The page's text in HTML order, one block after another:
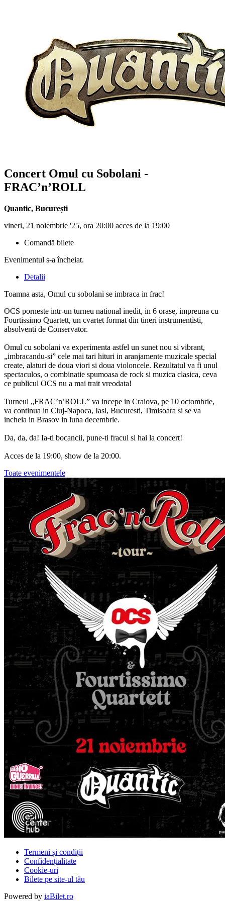
Concert Omul cu Sobolani -
FRAC’n’ROLL
Quantic, București
vineri, 21 noiembrie '25, ora 20:00 acces de la 19:00
Comandă bilete
Evenimentul s-a încheiat.
Detalii
Toamna asta, Omul cu sobolani se imbraca in frac!
OCS porneste intr-un turneu national inedit, in 6 orase, impreuna cu
Fourtissimo Quartett, un cvartet format din tineri instrumentisti,
absolventi de Conservator.
Omul cu sobolani va experimenta astfel un sunet nou si vibrant,
„imbracandu-si” cele mai tari hituri in aranjamente muzicale special
create, alaturi de doua viori si doua violoncele. Rezultatul va fi unul
spectaculos, o combinatie spumoasa de rock si muzica clasica, ceva
ce publicul OCS nu a mai trait vreodata!
Turneul „FRAC’n’ROLL” va incepe in Craiova, pe 10 octombrie,
va continua in Cluj-Napoca, Iasi, Bucuresti, Timisoara si se va
incheia in Brasov in luna decembrie.
Da, da, da! Ia-ti bocancii, pune-ti fracul si hai la concert!
Acces de la 19:00, show de la 20:00.
Toate evenimentele
Termeni și condiții
Confidențialitate
Cookie-uri
Bilete pe site-ul tău
Powered by iaBilet.ro